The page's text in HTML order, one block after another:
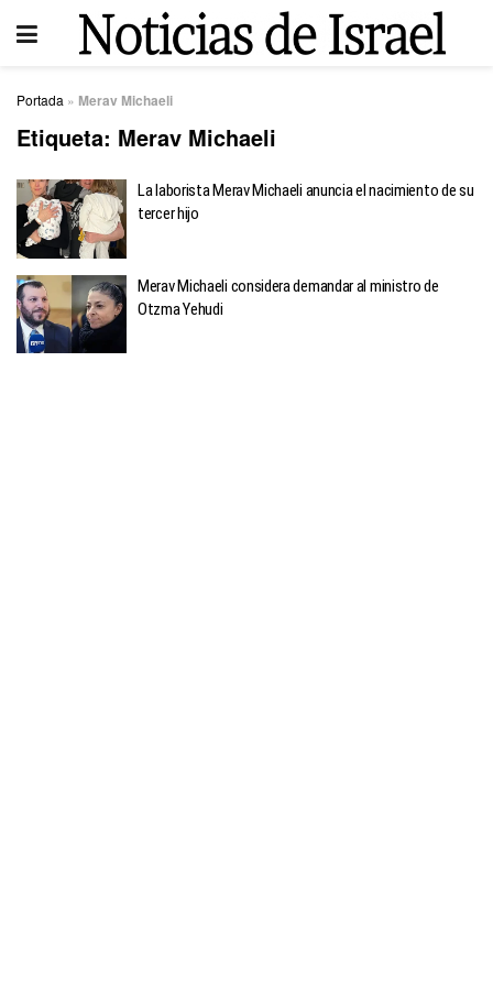
Portada » Merav Michaeli
Etiqueta: Merav Michaeli
La laborista Merav Michaeli anuncia el nacimiento de su
tercer hijo
Merav Michaeli considera demandar al ministro de
Otzma Yehudi